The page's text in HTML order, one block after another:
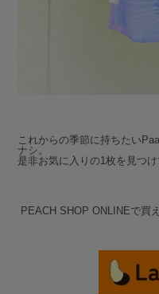
これからの季節に持ちたい
ナシ。
是非お気に入りの1枚を見つけ
PEACH SHOP ONLINEで買